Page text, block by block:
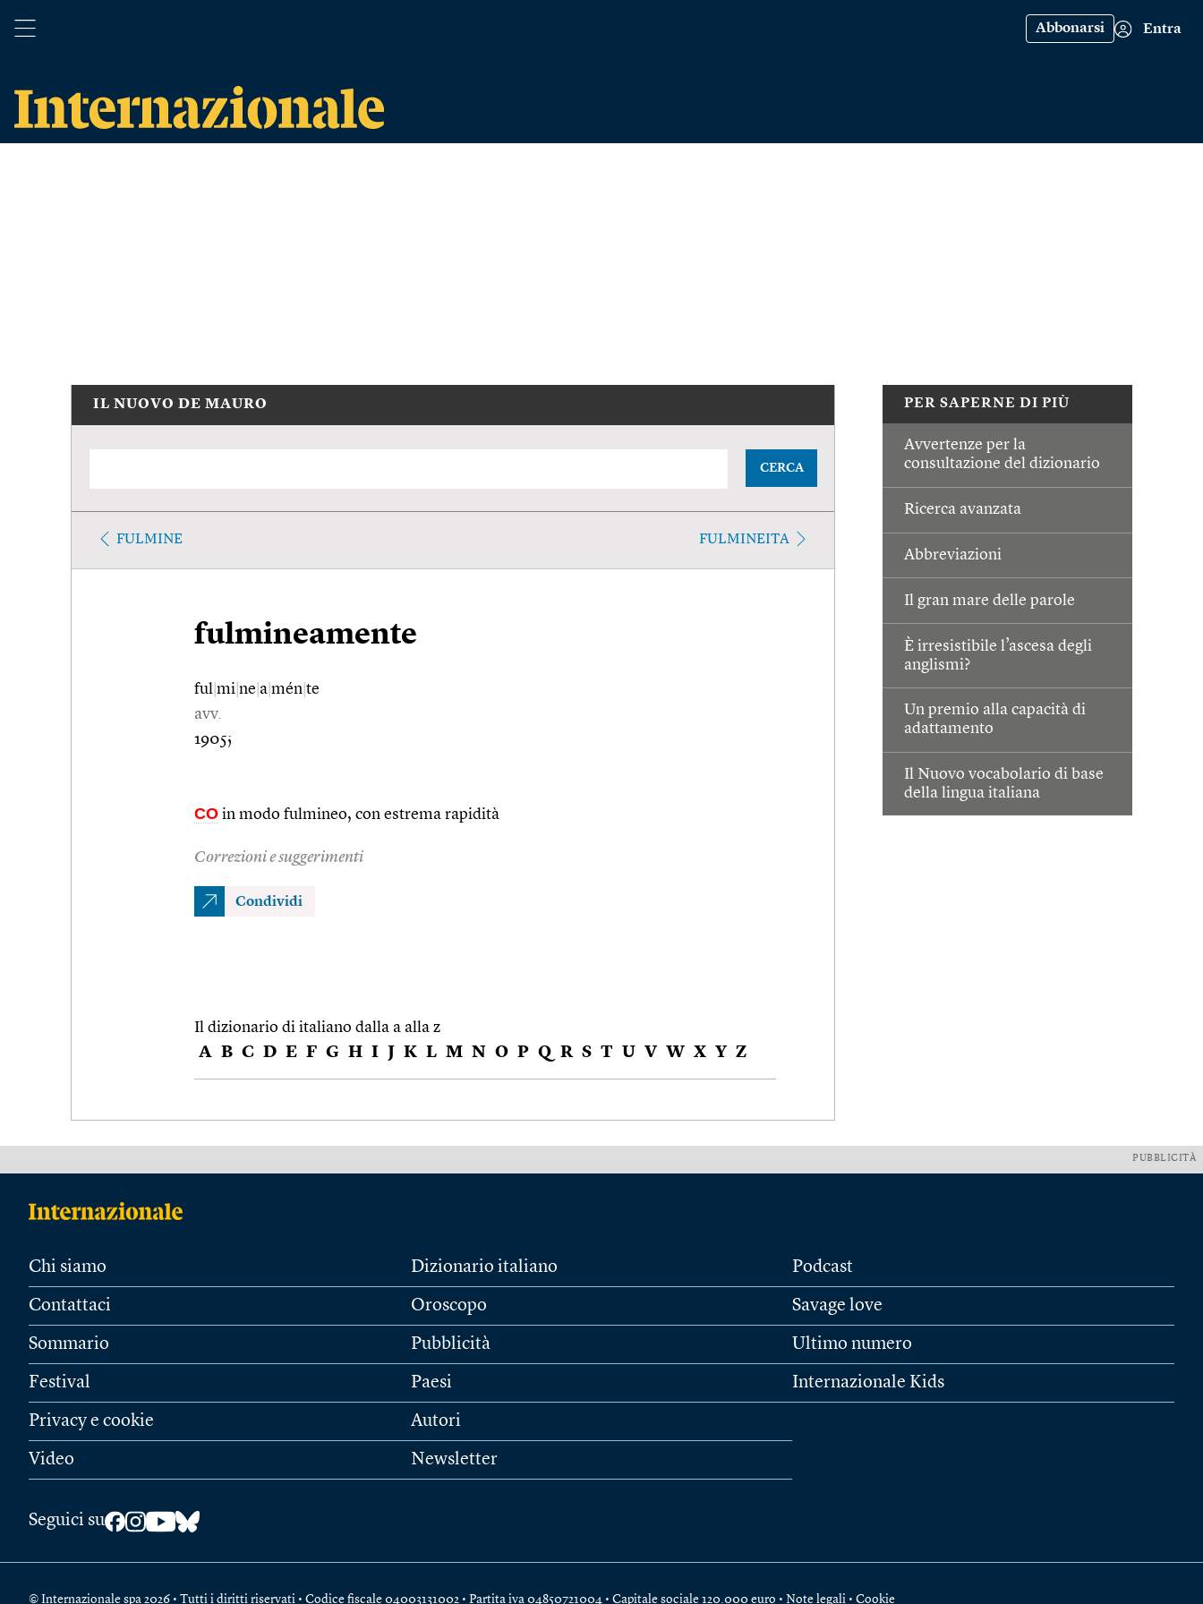
Abbonarsi Entra
PER SAPERNE DI PIÙ
Avvertenze per la
consultazione del dizionario
Ricerca avanzata
Abbreviazioni
Il gran mare delle parole
È irresistibile l’ascesa degli
anglismi?
Un premio alla capacità di
adattamento
Il Nuovo vocabolario di base
della lingua italiana
IL NUOVO DE MAURO
CERCA
FULMINE FULMINEITA
fulmineamente
ful mi ne a mén te
avv.
1905;
CO in modo fulmineo, con estrema rapidità
Correzioni e suggerimenti
Condividi
Il dizionario di italiano dalla a alla z
A B C D E F G H I J K L M N O P Q R S T U V W X Y Z
PUBBLICITÀ
Chi siamo
Contattaci
Sommario
Festival
Privacy e cookie
Video
Dizionario italiano
Oroscopo
Pubblicità
Paesi
Autori
Newsletter
Podcast
Savage love
Ultimo numero
Internazionale Kids
Seguici su
© Internazionale spa 2026 • Tutti i diritti riservati • Codice fiscale 04003131002 • Partita iva 04850721004 • Capitale sociale 120.000 euro • Note legali • Cookie